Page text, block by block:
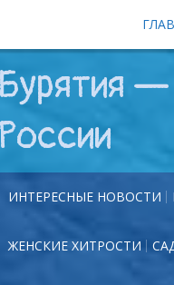
Бурятия —
России
ИНТЕРЕСНЫЕ НОВОСТИ
ЖЕНСКИЕ ХИТРОСТИ